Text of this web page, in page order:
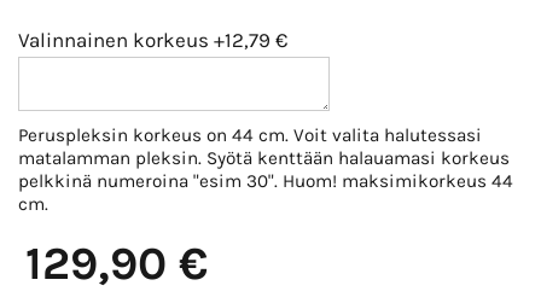
Valinnainen korkeus +12,79 €
Peruspleksin korkeus on 44 cm. Voit valita halutessasi
matalamman pleksin. Syötä kenttään halauamasi korkeus
pelkkinä numeroina "esim 30". Huom! maksimikorkeus 44
cm.
129,90 €